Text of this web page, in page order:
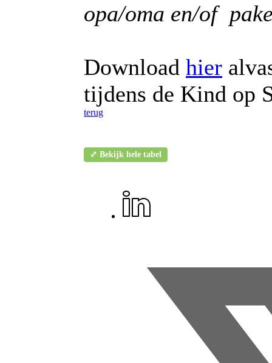
opa/oma en/of
Download hier
tijdens de Kind op
terug
⤢ Bekijk hele tabel